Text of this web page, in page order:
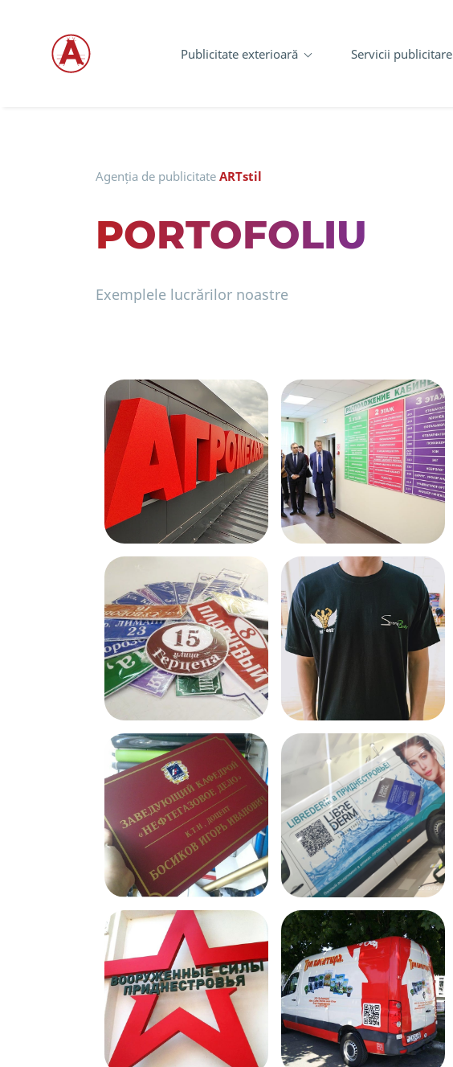
Publicitate exterioară Servicii publicitare
Agenția de publicitate ARTstil
PORTOFOLIU
Exemplele lucrărilor noastre